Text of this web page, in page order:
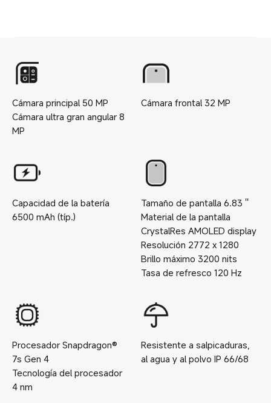
Cámara principal 50 MP
Cámara ultra gran angular 8
MP
Cámara frontal 32 MP
Capacidad de la batería
6500 mAh (típ.)
Tamaño de pantalla 6.83 ''
Material de la pantalla
CrystalRes AMOLED display
Resolución 2772 x 1280
Brillo máximo 3200 nits
Tasa de refresco 120 Hz
Procesador Snapdragon®
7s Gen 4
Tecnología del procesador
4nm
Resistente a salpicaduras,
al agua y al polvo IP66/68